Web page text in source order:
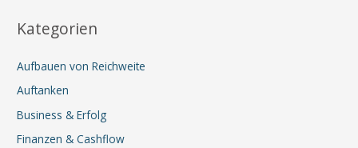
Kategorien
Aufbauen von Reichweite
Auftanken
Business & Erfolg
Finanzen & Cashflow